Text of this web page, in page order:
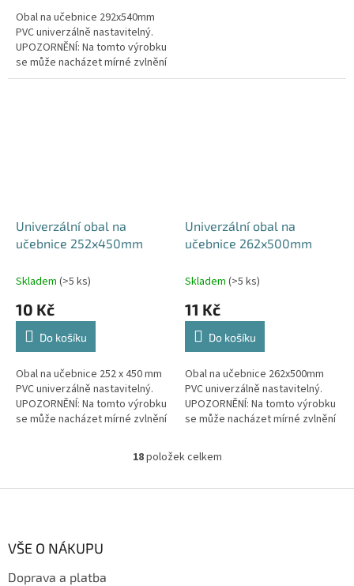
Obal na učebnice 292x540mm
PVC univerzálně nastavitelný.
UPOZORNĚNÍ: Na tomto výrobku
se může nacházet mírné zvlnění
v místě lepicího okraje. Vada
Univerzální obal na
učebnice 252x450mm
Skladem (>5 ks)
10 Kč
Do košíku
Obal na učebnice 252 x 450 mm
PVC univerzálně nastavitelný.
UPOZORNĚNÍ: Na tomto výrobku
se může nacházet mírné zvlnění
Univerzální obal na
učebnice 262x500mm
Skladem (>5 ks)
11 Kč
Do košíku
Obal na učebnice 262x500mm
PVC univerzálně nastavitelný.
UPOZORNĚNÍ: Na tomto výrobku
se může nacházet mírné zvlnění
nemá vliv na funkčnost výrobku.
O
l
18položek celkem
VŠE O NÁKUPU
Doprava a platba